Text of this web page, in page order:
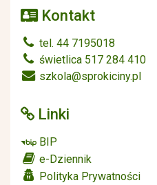
Kontakt
tel. 44 7195018
świetlica 517 284 410
szkola@sprokiciny.pl
Linki
BIP
e-Dziennik
Polityka Prywatności